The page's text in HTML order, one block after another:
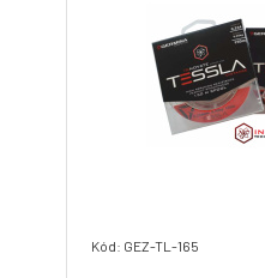
Kód: GEZ-TL-165